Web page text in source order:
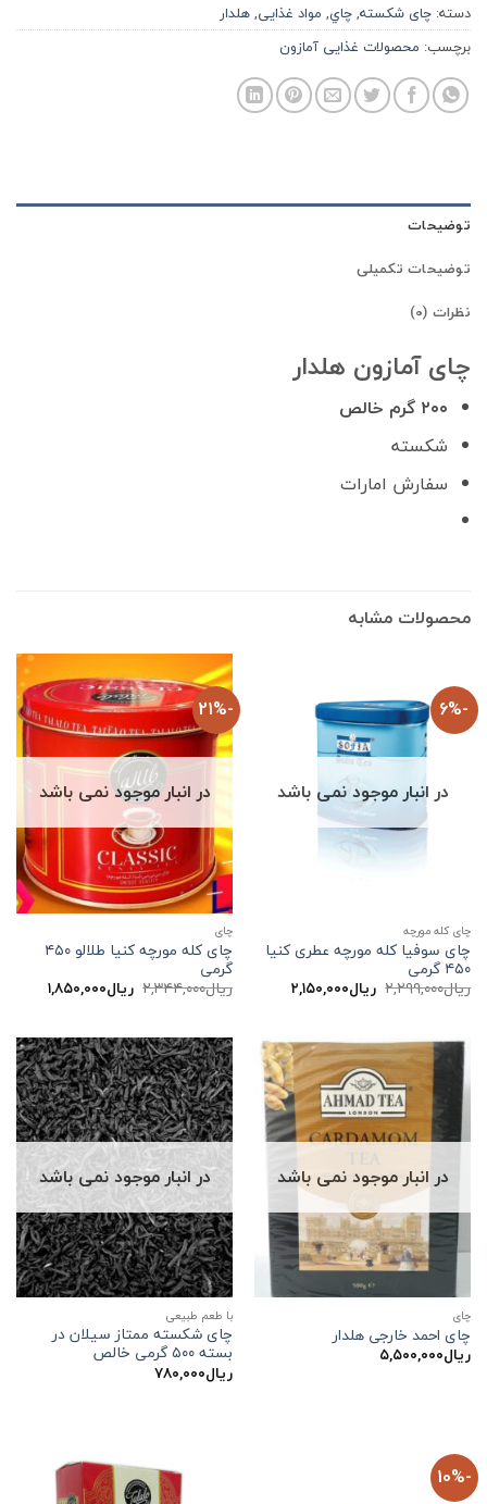
دسته: چای شکسته,چاي, مواد غذایی,هلدار
برچسب: محصولات غذایی آمازون
توضیحات
توضیحات تکمیلی
نظرات (0)
چای آمازون هلدار
۲۰۰ گرم خالص
شکسته
سفارش امارات
محصولات مشابه
-6%
در انبار موجود نمی باشد
چای کله مورچه
چای سوفیا کله مورچه عطری کنیا
۴۵۰ گرمی
ریال۲,۲۹۹,۰۰۰ قیمت
اصلی:
ریال۲,۱۵۰,۰۰۰قیمت
فعلی:
-21%
در انبار موجود نمی باشد
چاي
چای کله مورچه کنیا طلالو ۴۵۰
گرمی
ریال۲,۳۴۴,۰۰۰ قیمت
اصلی:
ریال۱,۸۵۰,۰۰۰قیمت
فعلی:
در انبار موجود نمی باشد
چاي
چای احمد خارجی هلدار
ریال۵,۵۰۰,۰۰۰
در انبار موجود نمی باشد
با طعم طبیعی
چای شکسته ممتاز سیلان در
بسته ۵۰۰ گرمی خالص
ریال۷۸۰,۰۰۰
-10%